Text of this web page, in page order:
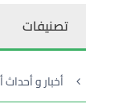
تصنيفات
أخبار و